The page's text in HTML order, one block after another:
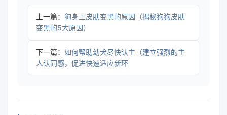
上一篇： 狗身上皮肤变黑的原因（揭秘狗狗皮肤
变黑的5大原因）
下一篇： 如何帮助幼犬尽快认主（建立强烈的主
人认同感，促进快速适应新环